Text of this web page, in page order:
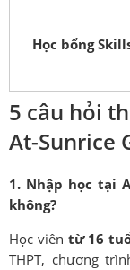
Học bổng
5 câu hỏi
At-Sunrice
1. Nhập học tại
không?
Học viên từ 16
THPT, chương